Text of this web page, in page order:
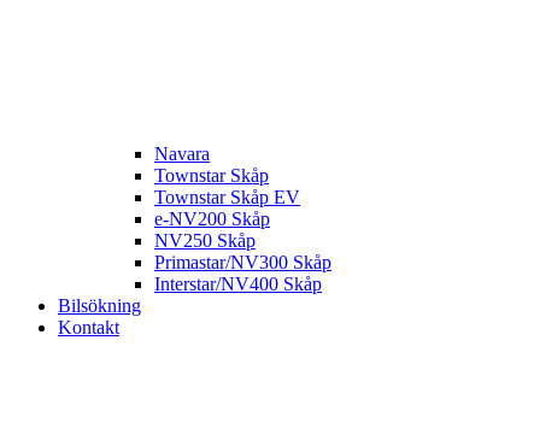
Navara
Townstar Skåp
Townstar Skåp EV
e-NV200 Skåp
NV250 Skåp
Primastar/NV300 Skåp
Interstar/NV400 Skåp
Bilsökning
Kontakt